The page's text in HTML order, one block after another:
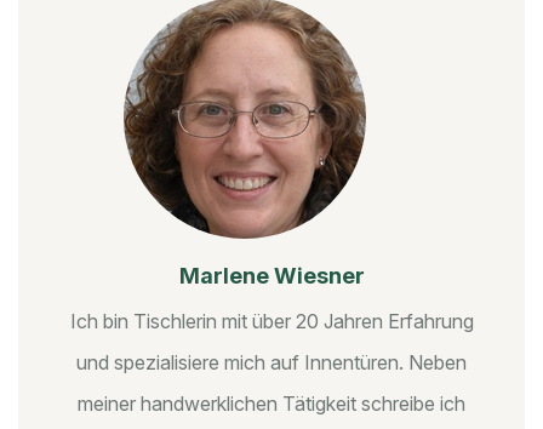
Marlene Wiesner
Ich bin Tischlerin mit über 20 Jahren Erfahrung
und spezialisiere mich auf Innentüren. Neben
meiner handwerklichen Tätigkeit schreibe ich